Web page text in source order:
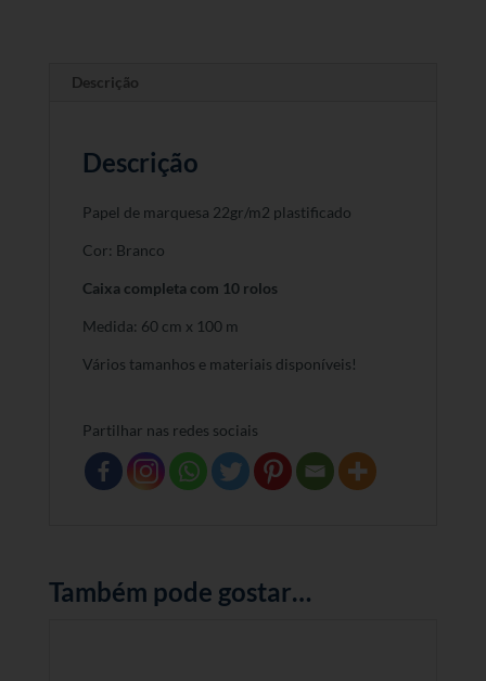
Descrição
Descrição
Papel de marquesa 22gr/m2 plastificado
Cor: Branco
Caixa completa com 10 rolos
Medida: 60 cm x 100 m
Vários tamanhos e materiais disponíveis!
Partilhar nas redes sociais
Também pode gostar…